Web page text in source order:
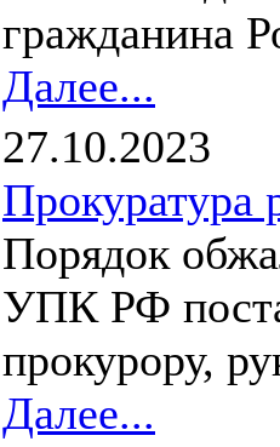
гражданина
Далее...
27.10.2023
Прокуратура
Порядок
УПК РФ
прокурору,
Далее...